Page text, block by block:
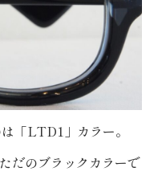
「LTD1」カラー。
だのブラックカラーで